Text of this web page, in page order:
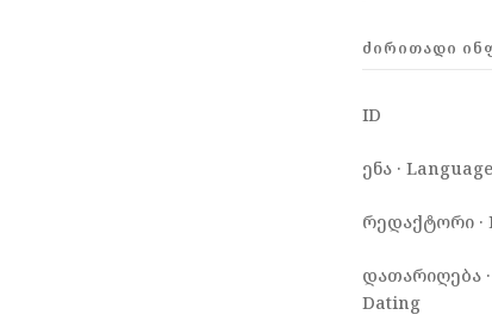
ᲫᲘᲠᲘᲗᲐᲓᲘ
ID
ენა · Language
რედაქტორი ·
დათარიღება ·
Dating